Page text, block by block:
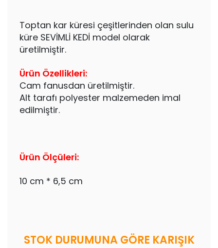
Toptan kar küresi çeşitlerinden olan sulu
küre SEVİMLİ KEDİ model olarak
üretilmiştir.
Ürün Özellikleri:
Cam fanusdan üretilmiştir.
Alt tarafı polyester malzemeden imal
edilmiştir.
Ürün Ölçüleri:
10 cm * 6,5 cm
STOK DURUMUNA GÖRE KARIŞIK